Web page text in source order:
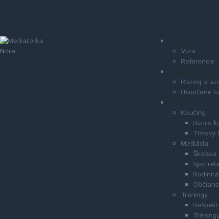
Nitra
Vízia
Referencie
Rozvoj a
Ukončené
Koučing
Biznis
Tímový
Mediácia
Tréningy